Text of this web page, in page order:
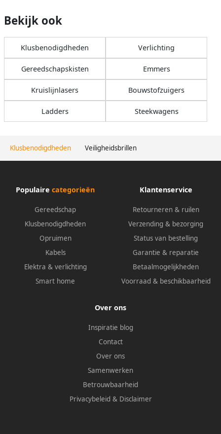
Klusbenodigdheden Veiligheidsbrillen
Bekijk ook
Klusbenodigdheden Verlichting
Gereedschapskisten Emmers
Kruislijnlasers Bouwstofzuigers
Ladders Steekwagens
Populaire categorieën
Gereedschap
Klusbenodigdheden
Opruimen
Kabels
Elektra & verlichting
Smart home
Klantenservice
Retourneren & ruilen
Verzending & bezorging
Status van bestelling
Garantie & reparatie
Betaalmogelijkheden
Voorraad & beschikbaarheid
Over ons
Inspiratie blog
Contact
Over ons
Samenwerken
Betrouwbaarheid
Privacybeleid & Disclaimer